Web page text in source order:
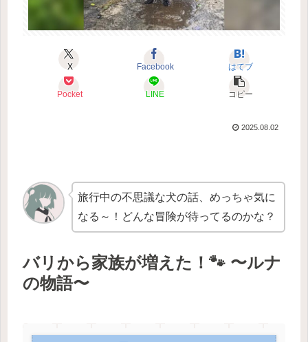
X Facebook はてブ
Pocket LINE コピー
2025.08.02
旅行中の不思議な犬の話、めっちゃ気に
なる～！どんな冒険が待ってるのかな？
バリから家族が増えた！🐾 〜ルナ
の物語〜